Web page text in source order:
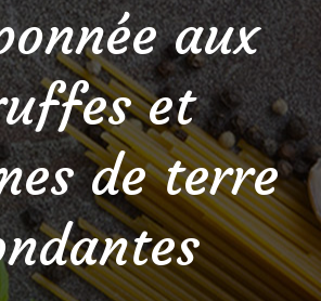
aux
et
de terre